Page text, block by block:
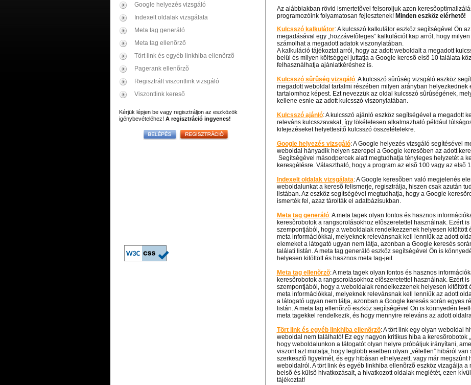
Az alábbiakban rövid ismertetõvel felsoroljuk azon
programozóink folyamatosan fejlesztenek! Minden eszköz elérhetõ!
Kulcsszó kalkulátor: A kulcsszó kalkulátor eszköz segítségével Ön
megadásával egy „hozzávetõleges” kalkulációt kap arról, hogy
számolhat a megadott adatok viszonylatában.
A kalkuláció tájékoztat arról, hogy az adott weboldalt a megadott
belül és milyen költséggel juttatja a Google keresõ elsõ 10 találata
felhasználhatja ajánlatkéréshez is.
Kulcsszó sûrûség vizsgáló: A kulcsszó sûrûség vizsgáló eszköz
megadott weboldal tartalmi részében milyen arányban helyezkednek
tartalomhoz képest. Ezt nevezzük az oldal kulcsszó sûrûségének,
kellene esnie az adott kulcsszó viszonylatában.
Kulcsszó ajánló: A kulcsszó ajánló eszköz segítségével a megadott
releváns kulcsszavakat, így tökéletesen alkalmazható például
kifejezéseket helyettesítõ kulcsszó összetételekre.
Google helyezés vizsgáló: A Google helyezés vizsgáló segítésével
weboldal hányadik helyen szerepel a Google keresõben az adott
Segítségével másodpercek alatt megtudhatja tényleges helyzetét a
keresgélésre. Választható, hogy a program az elsõ 100 vagy az elsõ
Indexelt oldalak vizsgálata: A Google keresõben való megjelenés
weboldalunkat a keresõ felismerje, regisztrálja, hiszen csak azután
listában. Az eszköz segítségével megtudhatja, hogy a Google
ismerték fel, azaz tárolták el adatbázisukban.
Meta tag generáló: A meta tagek olyan fontos és hasznos
keresõrobotok a rangsorolásokhoz elõszeretettel használnak. Ezért
szempontjából, hogy a weboldalak rendelkezzenek helyesen kitöltött
meta információkkal, melyeknek relevánsnak kell lenniük az adott
elemeket a látogató ugyan nem látja, azonban a Google keresés
találati listán. A meta tag generáló eszköz segítségével Ön is
helyesen kitöltött és hasznos meta tag-jeit.
Meta tag ellenõrzõ: A meta tagek olyan fontos és hasznos
keresõrobotok a rangsorolásokhoz elõszeretettel használnak. Ezért
szempontjából, hogy a weboldalak rendelkezzenek helyesen kitöltött
meta információkkal, melyeknek relevánsnak kell lenniük az adott
a látogató ugyan nem látja, azonban a Google keresés során egyes
listán. A meta tag ellenõrzõ eszköz segítségével Ön is könnyedén
meta tagekkel rendelkezik, és hogy mennyire releváns az adott
Tört link és egyéb linkhiba ellenõrzõ: A tört link egy olyan weboldal
weboldal nem található! Ez egy nagyon kritikus hiba a keresõrobotok
hogy weboldalunkon a látogatót olyan helyre próbáljuk irányítani,
viszont azt mutatja, hogy legtöbb esetben olyan „véletlen” hibáról
szerkesztõ figyelmét, és egy hibásan elhelyezett, vagy már megszûnt
weboldalról. A tört link és egyéb linkhiba ellenõrzõ eszköz vizagálja
belsõ és külsõ hivatkozásait, a hivatkozott oldalak meglétét, ezen
tájékoztat!
Google helyezés vizsgáló
Indexelt oldalak vizsgálata
Meta tag generáló
Meta tag ellenõrzõ
Tört link és egyéb linkhiba ellenõrzõ
Pagerank ellenõrzõ
Regisztrált viszontlink vizsgáló
Viszontlink keresõ
Kérjük lépjen be vagy regisztráljon az eszközök
igénybevételéhez! A regisztráció ingyenes!